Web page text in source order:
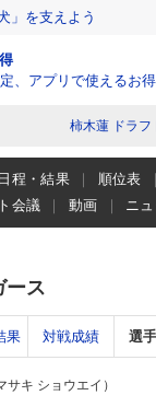
」を支えよう
、アプリで使えるお
柿木蓮 ドラフ
日程・結果 順位表
会議 動画 ニ
ース
果 対戦成績 選
サキ ショウエイ）